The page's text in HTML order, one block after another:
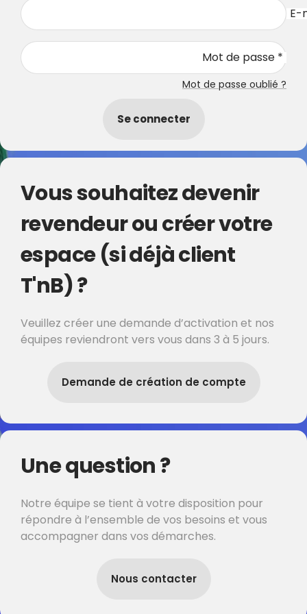
E-
Mot de passe *
Mot de passe oublié ?
Se connecter
Vous souhaitez devenir
revendeur ou créer votre
espace (si déjà client
T'nB) ?
Veuillez créer une demande d’activation et nos
équipes reviendront vers vous dans 3 à 5 jours.
Demande de création de compte
Une question ?
Notre équipe se tient à votre disposition pour
répondre à l’ensemble de vos besoins et vous
accompagner dans vos démarches.
Nous contacter